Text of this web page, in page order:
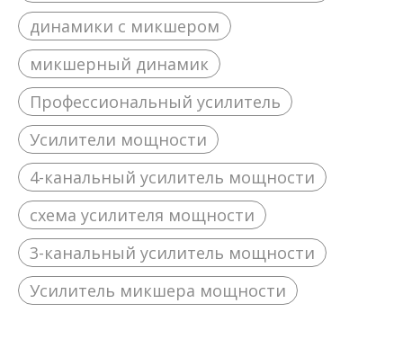
динамики с микшером
микшерный динамик
Профессиональный усилитель
Усилители мощности
4-канальный усилитель мощности
схема усилителя мощности
3-канальный усилитель мощности
Усилитель микшера мощности